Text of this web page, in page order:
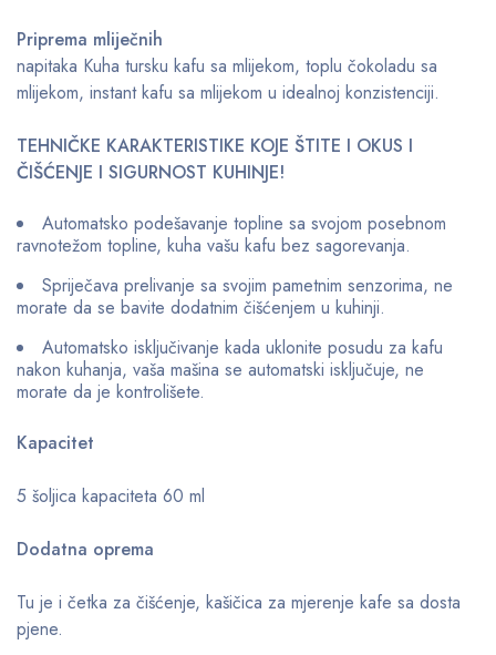
Priprema mliječnih
napitaka Kuha tursku kafu sa mlijekom, toplu čokoladu sa
mlijekom, instant kafu sa mlijekom u idealnoj konzistenciji.
TEHNIČKE KARAKTERISTIKE KOJE ŠTITE I OKUS I
ČIŠĆENJE I SIGURNOST KUHINJE!
Automatsko podešavanje topline sa svojom posebnom
ravnotežom topline, kuha vašu kafu bez sagorevanja.
Spriječava prelivanje sa svojim pametnim senzorima, ne
morate da se bavite dodatnim čišćenjem u kuhinji.
Automatsko isključivanje kada uklonite posudu za kafu
nakon kuhanja, vaša mašina se automatski isključuje, ne
morate da je kontrolišete.
Kapacitet
5 šoljica kapaciteta 60 ml
Dodatna oprema
Tu je i četka za čišćenje, kašičica za mjerenje kafe sa dosta
pjene.